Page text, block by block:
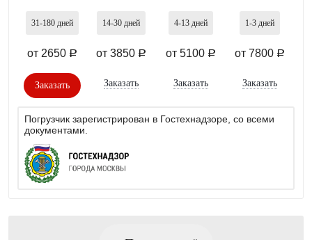
31-180 дней
от 2650 a
Заказать
14-30 дней
от 3850 a
Заказать
4-13 дней
от 5100 a
Заказать
1-3 дней
от 7800 a
Заказать
Погрузчик зарегистрирован в Гостехнадзоре, со всеми
документами.